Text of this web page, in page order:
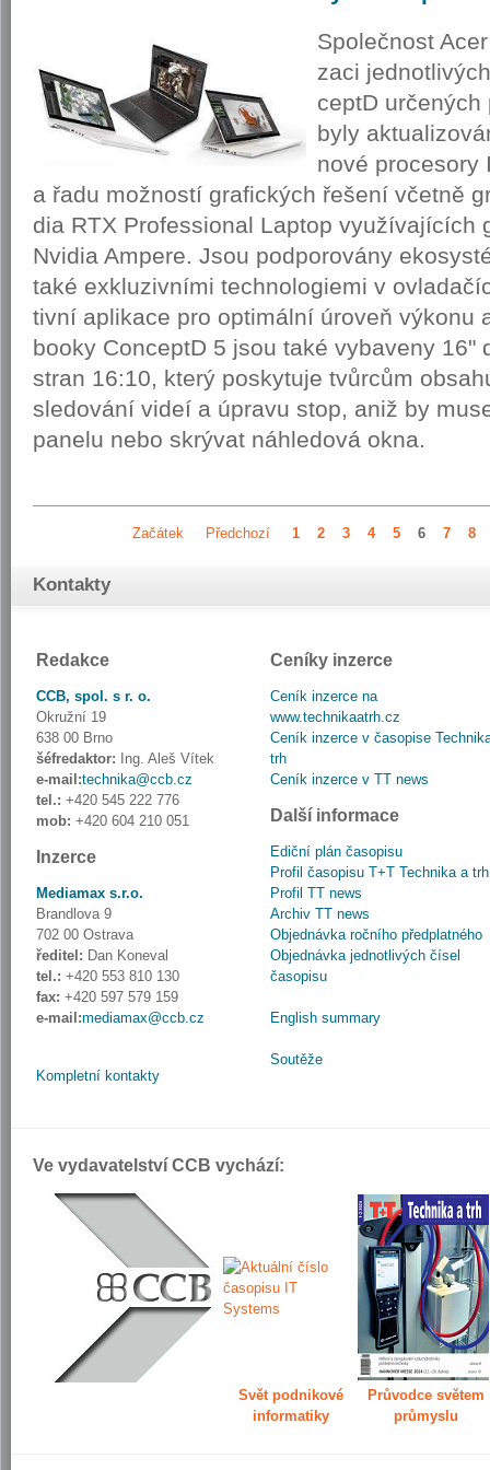
Spo­leč­nost
za­ci
ceptD
byly
nové pro­ce­so­ry
a řadu mož­nos­tí gra­fic­kých ře­še­ní včet­ně
dia RTX Pro­fes­si­o­nal Laptop vy­u­ží­va­jí­cích
Nvi­dia Am­pe­re. Jsou pod­po­ro­vá­ny
také ex­klu­ziv­ní­mi tech­no­lo­gi­e­mi v
tiv­ní apli­ka­ce pro op­ti­mál­ní úroveň vý­ko­nu
boo­ky Con­ceptD 5 jsou také vy­ba­ve­ny 16"
stran 16:10, který po­sky­tu­je tvůr­cům
sle­do­vá­ní videí a úpra­vu stop, aniž by
pa­ne­lu nebo skrý­vat ná­hle­do­vá okna.
Začátek Předchozí 1 2 3 4 5 6 7 8
Kontakty
Redakce
CCB, spol. s r. o.
Okružní 19
638 00 Brno
šéfredaktor: Ing. Aleš Vítek
e-mail:technika@ccb.cz
tel.: +420 545 222 776
mob: +420 604 210 051
Inzerce
Mediamax s.r.o.
Brandlova 9
702 00 Ostrava
ředitel: Dan Koneval
tel.: +420 553 810 130
fax: +420 597 579 159
e-mail:mediamax@ccb.cz
Kompletní kontakty
Ceníky inzerce
Ceník inzerce na
www.technikaatrh.cz
Ceník inzerce v časopise
trh
Ceník inzerce v TT news
Další informace
Ediční plán časopisu
Profil časopisu T+T Technika a trh
Profil TT news
Archiv TT news
Objednávka ročního předplatného
Objednávka jednotlivých čísel
časopisu
English summary
Soutěže
Ve vydavatelství CCB vychází:
Svět podnikové
informatiky
Průvodce světem
průmyslu